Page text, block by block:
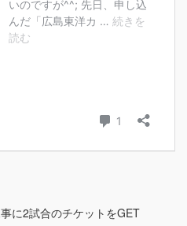
に2試合のチケットをGET